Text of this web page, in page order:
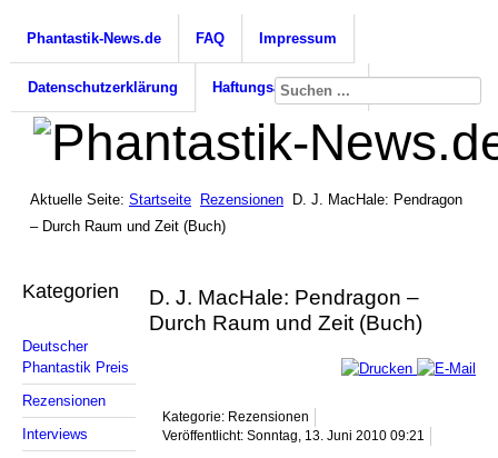
Phantastik-News.de FAQ Impressum
Datenschutzerklärung Haftungsausschluss
Aktuelle Seite: Startseite Rezensionen
D. J. MacHale: Pendragon
– Durch Raum und Zeit (Buch)
Kategorien
Deutscher
Phantastik Preis
Rezensionen
Interviews
D. J. MacHale: Pendragon –
Durch Raum und Zeit (Buch)
Kategorie: Rezensionen
Veröffentlicht: Sonntag, 13. Juni 2010 09:21